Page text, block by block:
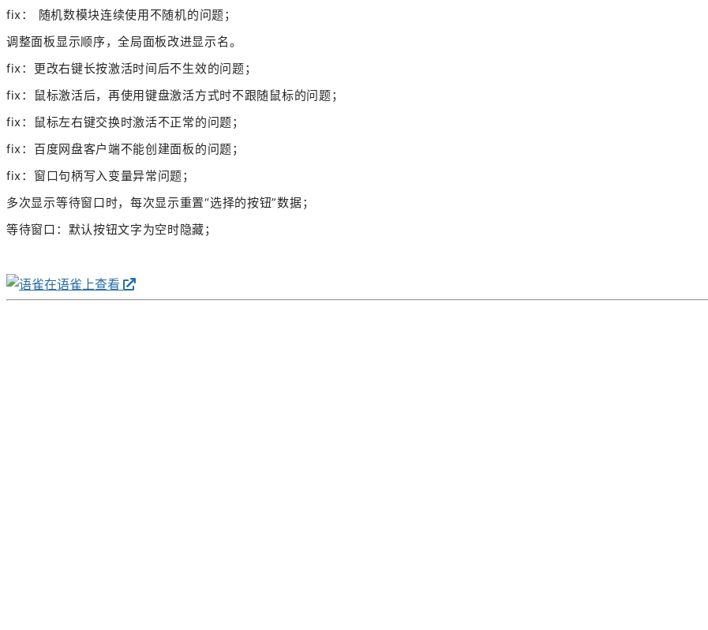
fix： 随机数模块连续使用不随机的问题；
调整面板显示顺序，全局面板改进显示名。
fix：更改右键长按激活时间后不生效的问题；
fix：鼠标激活后，再使用键盘激活方式时不跟随鼠标的问题；
fix：鼠标左右键交换时激活不正常的问题；
fix：百度网盘客户端不能创建面板的问题；
fix：窗口句柄写入变量异常问题；
多次显示等待窗口时，每次显示重置“选择的按钮”数据；
等待窗口：默认按钮文字为空时隐藏；
在语雀上查看